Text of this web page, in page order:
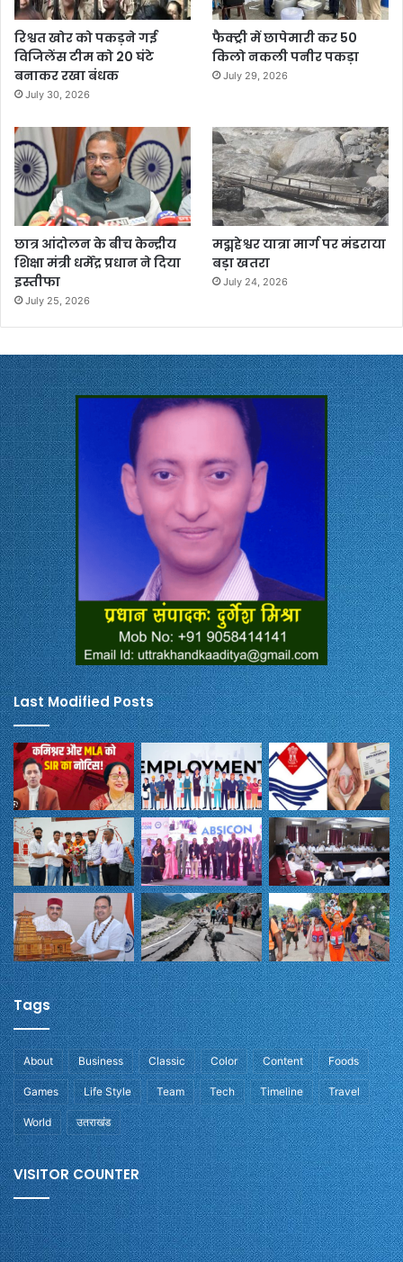
रिश्वत खोर को पकड़ने गई
विजिलेंस टीम को 20 घंटे
बनाकर रखा बंधक
July 30, 2026
फैक्ट्री में छापेमारी कर 50
किलो नकली पनीर पकड़ा
July 29, 2026
छात्र आंदोलन के बीच केन्द्रीय
शिक्षा मंत्री धर्मेंद्र प्रधान ने दिया
इस्तीफा
July 25, 2026
मद्महेश्वर यात्रा मार्ग पर मंडराया
बड़ा खतरा
July 24, 2026
Last Modified Posts
Tags
About Business Classic Color Content Foods
Games Life Style Team Tech Timeline Travel
World उतराखंड
VISITOR COUNTER